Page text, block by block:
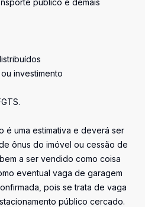
público e demais
investimento
é uma estimativa e deverá ser
ônus do imóvel ou cessão de
a ser vendido como coisa
eventual vaga de garagem
pois se trata de vaga
público cercado.